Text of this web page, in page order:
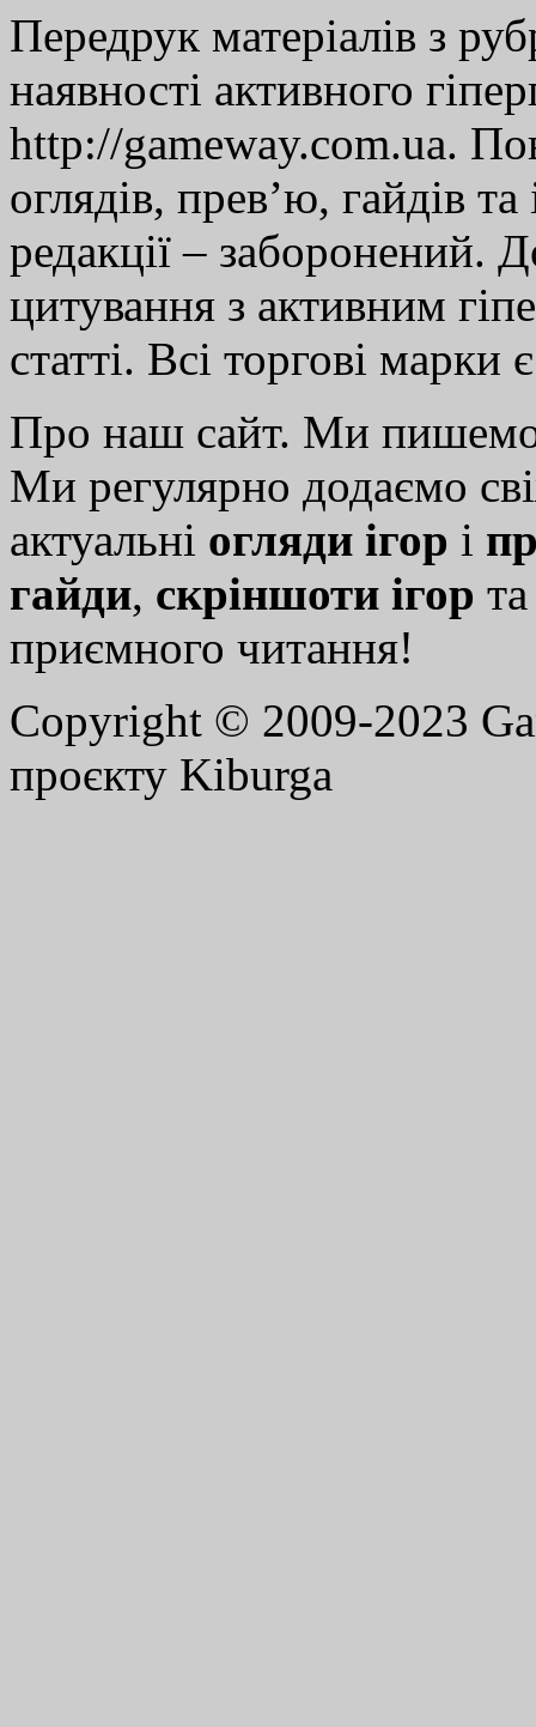
Передрук матеріалів з
наявності активного
http://gameway.com.ua.
оглядів, прев’ю, гайдів
редакції – заборонений.
цитування з активним
статті. Всі торгові марки
Про наш сайт. Ми
Ми регулярно додаємо
актуальні огляди ігор і
гайди, скріншоти ігор
приємного читання!
Copyright © 2009-2023
проєкту Kiburga